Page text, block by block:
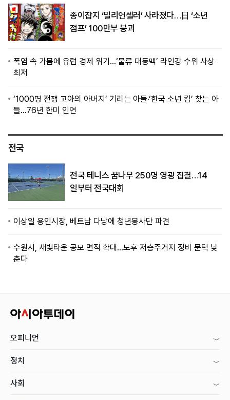
종이잡지 ‘밀리언셀러’ 사라졌다…日 ‘소년
점프’ 100만부 붕괴
폭염 속 가뭄에 유럽 경제 위기…‘물류 대동맥’ 라인강 수위 사상
최저
‘1000명 전쟁 고아의 아버지’ 기리는 아들·‘한국 소년 킴’ 찾는 아
들…76년 한미 인연
전국
전국 테니스 꿈나무 250명 영광 집결…14
일부터 전국대회
이상일 용인시장, 베트남 다낭에 청년봉사단 파견
수원시, 새빛타운 공모 면적 확대…노후 저층주거지 정비 문턱 낮
춘다
오피니언
정치
사회